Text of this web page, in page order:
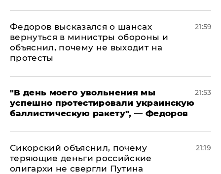
Федоров высказался о шансах
вернуться в министры обороны и
объяснил, почему не выходит на
протесты
21:59
​"В день моего увольнения мы
успешно протестировали украинскую
баллистическую ракету", — Федоров
21:53
Сикорский объяснил, почему
теряющие деньги российские
олигархи не свергли Путина
21:19